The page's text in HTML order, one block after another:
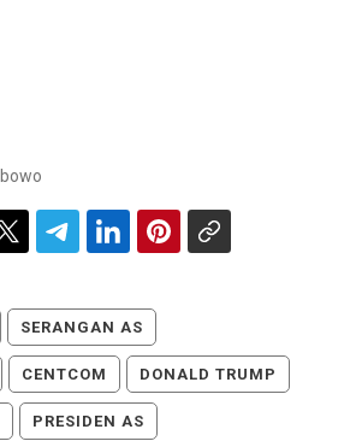
SERANGAN AS
CENTCOM DONALD TRUMP
PRESIDEN AS